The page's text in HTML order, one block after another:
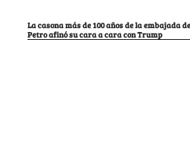
La casona más de 100 años de la embajada
Petro afinó su cara a cara con Trump